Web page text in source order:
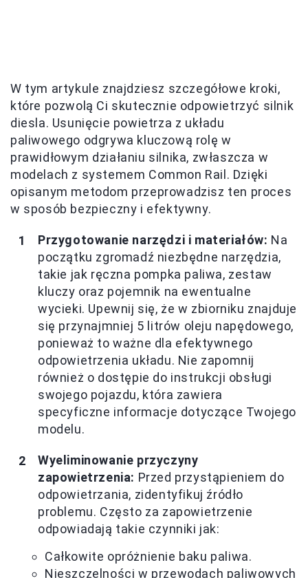
W tym artykule znajdziesz szczegółowe kroki,
które pozwolą Ci skutecznie odpowietrzyć silnik
diesla. Usunięcie powietrza z układu
paliwowego odgrywa kluczową rolę w
prawidłowym działaniu silnika, zwłaszcza w
modelach z systemem Common Rail. Dzięki
opisanym metodom przeprowadzisz ten proces
w sposób bezpieczny i efektywny.
Przygotowanie narzędzi i materiałów: Na
początku zgromadź niezbędne narzędzia,
takie jak ręczna pompka paliwa, zestaw
kluczy oraz pojemnik na ewentualne
wycieki. Upewnij się, że w zbiorniku znajduje
się przynajmniej 5 litrów oleju napędowego,
ponieważ to ważne dla efektywnego
odpowietrzenia układu. Nie zapomnij
również o dostępie do instrukcji obsługi
swojego pojazdu, która zawiera
specyficzne informacje dotyczące Twojego
modelu.
Wyeliminowanie przyczyny
zapowietrzenia: Przed przystąpieniem do
odpowietrzania, zidentyfikuj źródło
problemu. Często za zapowietrzenie
odpowiadają takie czynniki jak:
Całkowite opróżnienie baku paliwa.
Nieszczelności w przewodach paliwowych